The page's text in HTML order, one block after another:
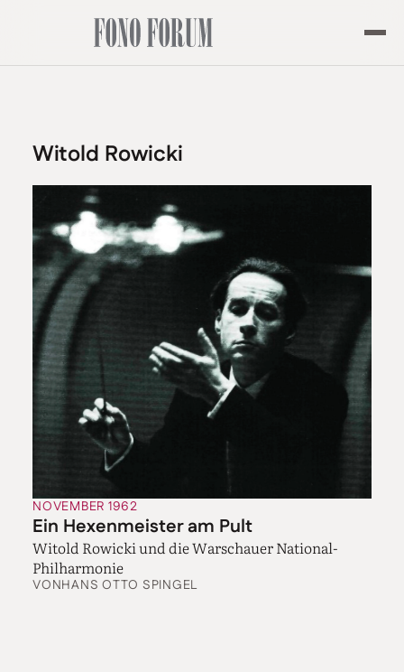
Witold Rowicki
NOVEMBER 1962
Ein Hexenmeister am Pult
Witold Rowicki und die Warschauer National-
Philharmonie
VONHANS OTTO SPINGEL